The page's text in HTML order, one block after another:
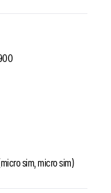
sim, micro sim)